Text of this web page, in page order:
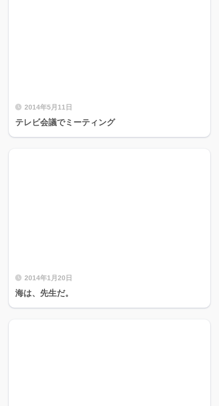
2014年5月11日
テレビ会議でミーティング
2014年1月20日
海は、先生だ。